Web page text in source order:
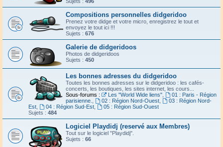
Compositions personnelles didgeridoo
Prenez votre didge et votre micro, enregistrez le tout et
envoyez le tout ici !!!
Sujets : 676
Galerie de didgeridoos
Photos de didgeridoos
Sujets : 450
Les bonnes adresses du didgeridoo
Toutes les bonnes adresses sur le didgeridoo : les cafés-
concerts, les boutiques, les sites internet, les cours...
Sous-forums :
Les "World Wide liens",
01 : Paris - Région
parisienne.
02 : Région Nord-Ouest,
03 : Région Nord-
Est
04 : Région Sud-Est,
05 : Région Sud-Ouest
Sujets : 484
Logiciel Playdidj (reservé aux Membres)
Tout sur le logiciel "Playdidj".
Sujets : 66